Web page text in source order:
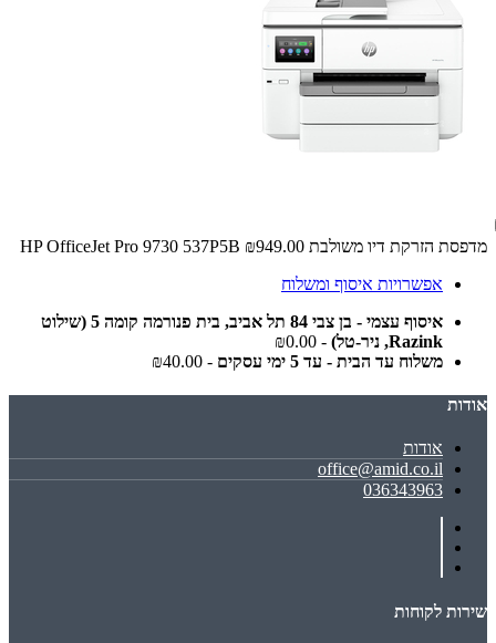
מדפסת ‏הזרקת דיו ‏משולבת HP OfficeJet Pro 9730 537P5B ₪949.00
אפשרויות איסוף ומשלוח
איסוף עצמי - בן צבי 84 תל אביב, בית פנורמה קומה 5 (שילוט
Razink, ניר-טל)
- ₪0.00
משלוח עד הבית - עד 5 ימי עסקים
- ₪40.00
אודות
אודות
office@amid.co.il
036343963
שירות לקוחות